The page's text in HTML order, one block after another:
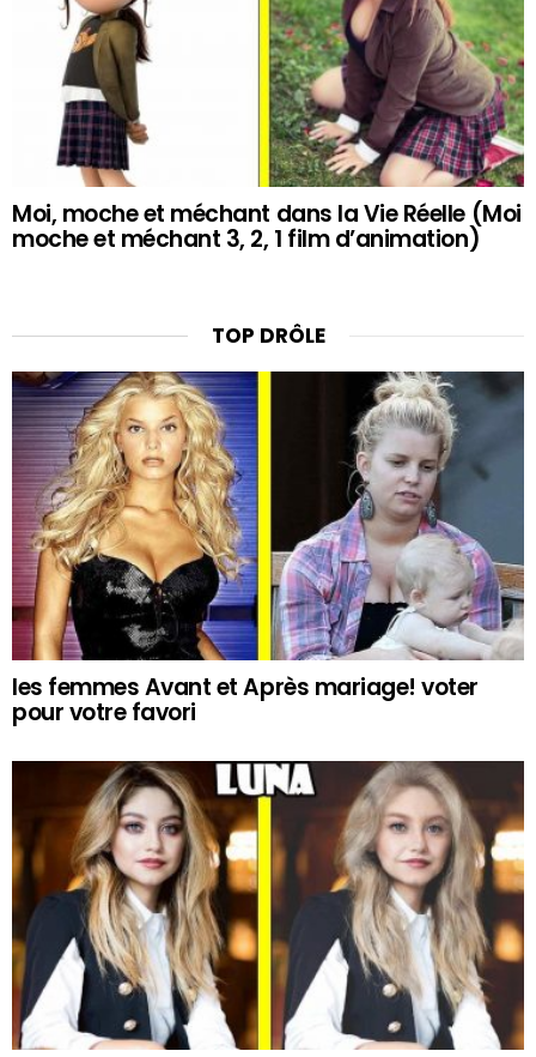
Moi, moche et méchant dans la Vie Réelle (Moi
moche et méchant 3, 2, 1 film d’animation)
TOP DRÔLE
les femmes Avant et Après mariage! voter
pour votre favori